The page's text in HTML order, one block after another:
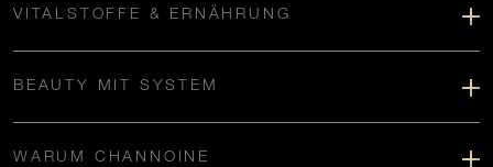
VITALSTOFFE & ERNÄHRUNG
BEAUTY MIT SYSTEM
WARUM CHANNOINE